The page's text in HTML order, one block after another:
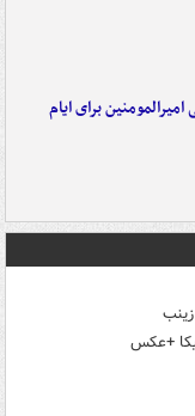
برای ایام